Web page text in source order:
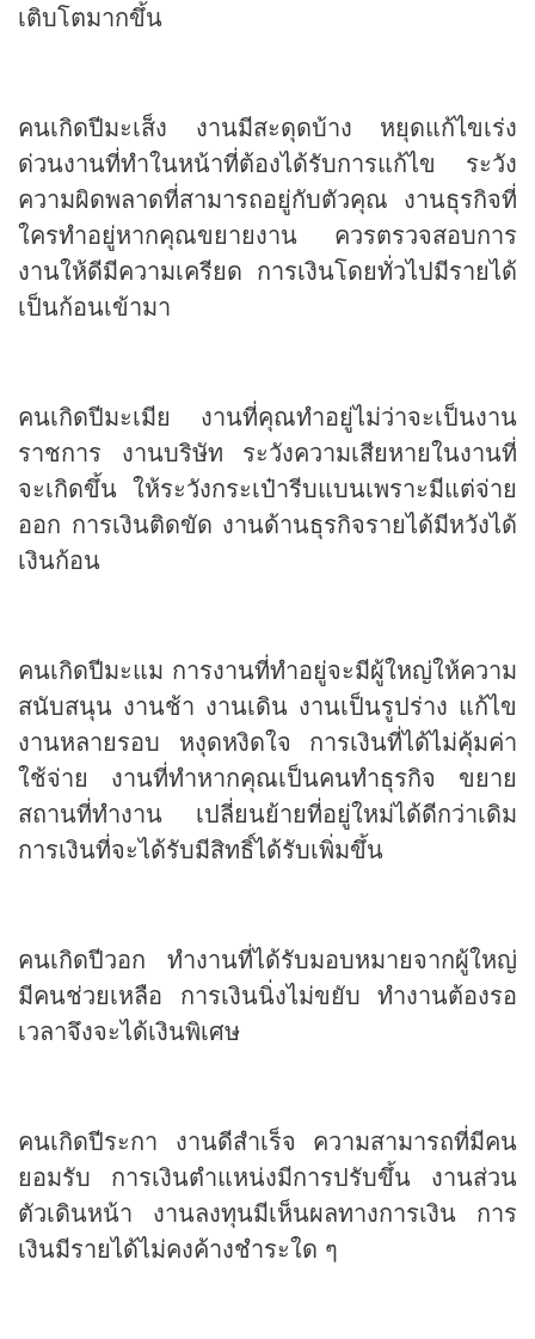
เติบโตมากขึ้น
คนเกิดปีมะเส็ง งานมีสะดุดบ้าง หยุดแก้ไขเร่ง
ด่วนงานที่ทำในหน้าที่ต้องได้รับการแก้ไข ระวัง
ความผิดพลาดที่สามารถอยู่กับตัวคุณ งานธุรกิจที่
ใครทำอยู่หากคุณขยายงาน ควรตรวจสอบการ
งานให้ดีมีความเครียด การเงินโดยทั่วไปมีรายได้
เป็นก้อนเข้ามา
คนเกิดปีมะเมีย งานที่คุณทำอยู่ไม่ว่าจะเป็นงาน
ราชการ งานบริษัท ระวังความเสียหายในงานที่
จะเกิดขึ้น ให้ระวังกระเป๋ารีบแบนเพราะมีแต่จ่าย
ออก การเงินติดขัด งานด้านธุรกิจรายได้มีหวังได้
เงินก้อน
คนเกิดปีมะแม การงานที่ทำอยู่จะมีผู้ใหญ่ให้ความ
สนับสนุน งานช้า งานเดิน งานเป็นรูปร่าง แก้ไข
งานหลายรอบ หงุดหงิดใจ การเงินที่ได้ไม่คุ้มค่า
ใช้จ่าย งานที่ทำหากคุณเป็นคนทำธุรกิจ ขยาย
สถานที่ทำงาน เปลี่ยนย้ายที่อยู่ใหม่ได้ดีกว่าเดิม
การเงินที่จะได้รับมีสิทธิ์ได้รับเพิ่มขึ้น
คนเกิดปีวอก ทำงานที่ได้รับมอบหมายจากผู้ใหญ่
มีคนช่วยเหลือ การเงินนิ่งไม่ขยับ ทำงานต้องรอ
เวลาจึงจะได้เงินพิเศษ
คนเกิดปีระกา งานดีสำเร็จ ความสามารถที่มีคน
ยอมรับ การเงินตำแหน่งมีการปรับขึ้น งานส่วน
ตัวเดินหน้า งานลงทุนมีเห็นผลทางการเงิน การ
เงินมีรายได้ไม่คงค้างชำระใด ๆ